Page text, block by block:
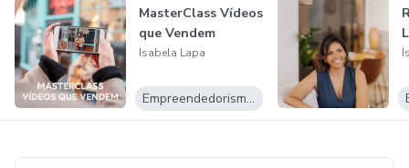
MasterClass Vídeos
que Vendem
Isabela Lapa
Empreendedorismo Digital